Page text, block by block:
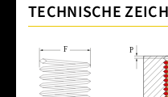
TECHNISCHE